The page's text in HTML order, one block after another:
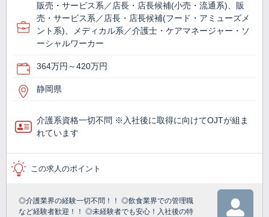
販売・サービス系／店長・店長候補(小売・流通系)、販
売・サービス系／店長・店長候補(フード・アミューズメ
ント系)、メディカル系／介護士・ケアマネージャー・ソ
ーシャルワーカー
364万円～420万円
静岡県
介護系資格一切不問 ※入社後に取得に向けてOJTが組ま
れています
この求人のポイント
◎介護業界の経験一切不問！！ ◎飲食業界での管理職
など経験者歓迎！！ ◎未経験者でも安心！入社後の特